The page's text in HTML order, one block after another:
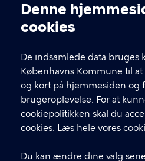
Denne
cookies
De indsamlede data bruges
Københavns Kommune til
og kort på hjemmesiden og
brugeroplevelse. For at
cookiepolitikken skal du
cookies. Læs hele vores
Du kan ændre dine valg
Kontakt Københavns
T
fFind andre kontakter her
CVR-nummer64942212
GENVEJE